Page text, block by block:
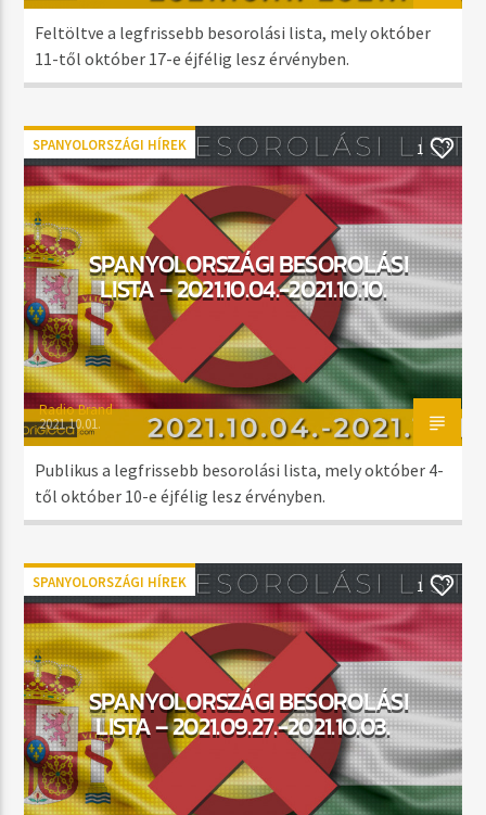
Feltöltve a legfrissebb besorolási lista, mely október
11-től október 17-e éjfélig lesz érvényben.
SPANYOLORSZÁGI HÍREK 1
SPANYOLORSZÁGI BESOROLÁSI
LISTA – 2021.10.04.-2021.10.10.
Radio Brand
2021.10.01.
Publikus a legfrissebb besorolási lista, mely október 4-
től október 10-e éjfélig lesz érvényben.
SPANYOLORSZÁGI HÍREK 1
SPANYOLORSZÁGI BESOROLÁSI
LISTA – 2021.09.27.-2021.10.03.